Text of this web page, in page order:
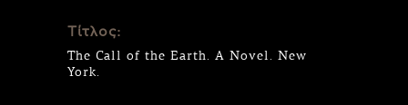
Τίτλος:
The Call of the Earth. A Novel. New
York.